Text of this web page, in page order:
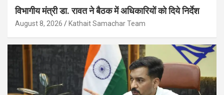
विभागीय मंत्री डा. रावत ने बैठक में अधिकारियों को दिये निर्देश
August 8, 2026 Kathait Samachar Team